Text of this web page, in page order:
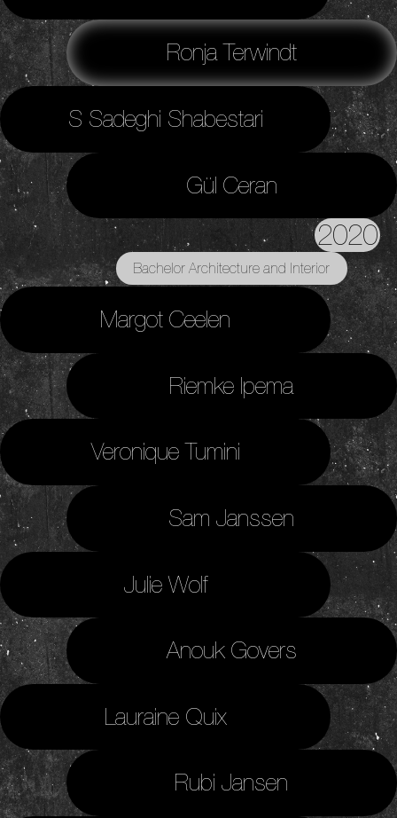
Ronja Terwindt
S Sadeghi Shabestari
Gül Ceran
2020
Bachelor Architecture and Interior
Margot Ceelen
Riemke Ipema
Veronique Tumini
Sam Janssen
Julie Wolf
Anouk Govers
Lauraine Quix
Rubi Jansen